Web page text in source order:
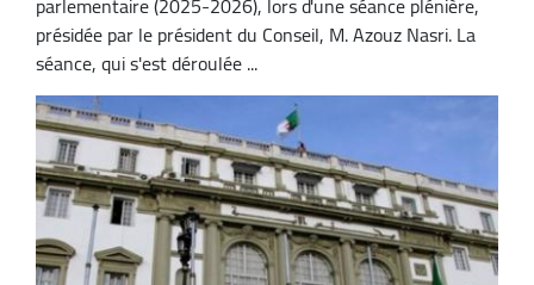
présidée par le président du Conseil, M. Azouz Nasri. La
séance, qui s'est déroulée ...